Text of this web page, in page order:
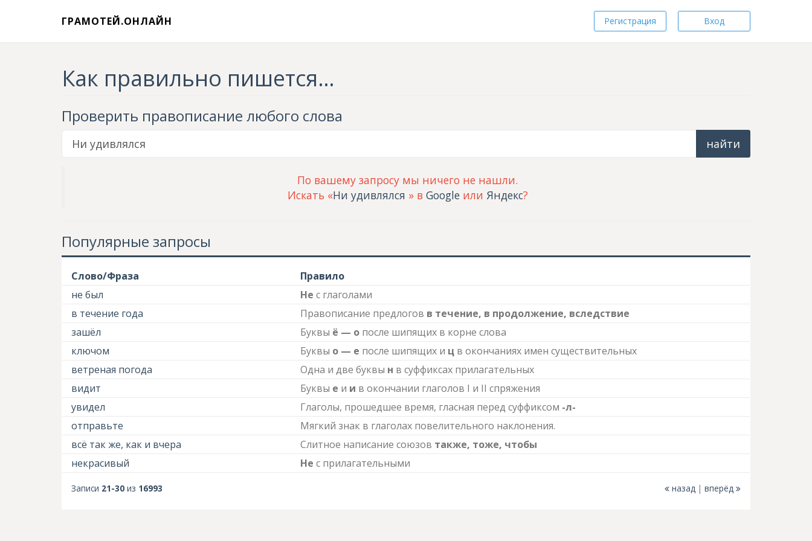
Регистрация Вход
ГРАМОТЕЙ.ОНЛАЙН
Как правильно пишется…
Проверить правописание любого слова
найти
По вашему запросу мы ничего не нашли.
Искать «Ни удивлялся » в Googleили Яндекс?
Популярные запросы
Слово/Фраза
Правило
не был
Не с глаголами
в течение года
Правописание предлогов в течение, в продолжение, вследствие
зашёл
Буквы ё — о после шипящих в корне слова
ключом
Буквы о — е после шипящих и ц в окончаниях имен существительных
ветреная погода
Одна и две буквы н в суффиксах прилагательных
видит
Буквы е и и в окончании глаголов I и II спряжения
увидел
Глаголы, прошедшее время, гласная перед суффиксом -л-
отправьте
Мягкий знак в глаголах повелительного наклонения.
всё так же, как и вчера
Слитное написание союзов также, тоже, чтобы
некрасивый
Не с прилагательными
Записи 21-30 из 16993 назад вперёд